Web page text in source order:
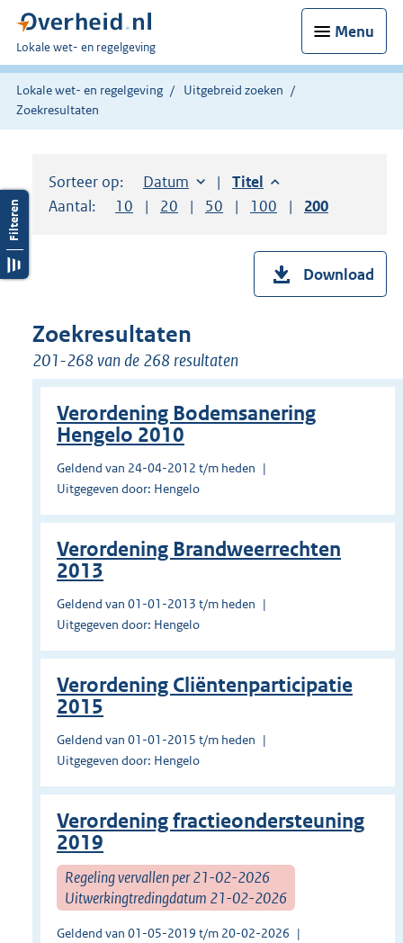
Menu
U
bent
hier:
Lokale wet- en regelgeving
Lokale wet- en regelgeving
Uitgebreid zoeken
Zoekresultaten
Sorteer op: Sorteer op:
Datum aflopendSorteer op:
Titel aflopend
Aantal:
Toon
10 resultaten per pagina
Toon
20 resultaten per pagina
Toon
50 resultaten per pagina
Toon
100 resultaten per
Toon
200
Download
Zoekresultaten
201-268 van de 268 resultaten
Verordening Bodemsanering
Hengelo 2010
Geldend van 24-04-2012 t/m heden
Uitgegeven door: Hengelo
Verordening Brandweerrechten
2013
Geldend van 01-01-2013 t/m heden
Uitgegeven door: Hengelo
Verordening Cliëntenparticipatie
2015
Geldend van 01-01-2015 t/m heden
Uitgegeven door: Hengelo
Verordening fractieondersteuning
2019
Regeling vervallen per 21-02-2026
Uitwerkingtredingdatum 21-02-2026
Geldend van 01-05-2019 t/m 20-02-2026